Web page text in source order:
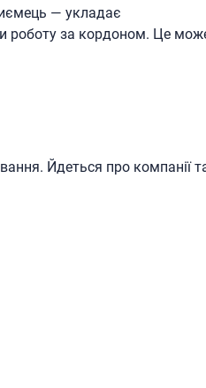
— укладає
роботу за кордоном. Це
Йдеться про компанії